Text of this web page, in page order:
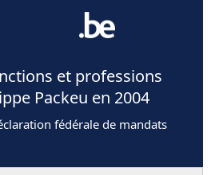
et professions
Packeu en 2004
fédérale de mandats